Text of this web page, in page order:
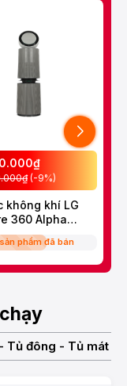
(-9%)
không khí LG
360 Alpha
sản phẩm đã bán
Tủ đông - Tủ mát